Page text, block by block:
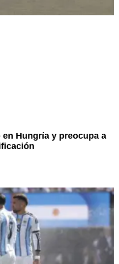
Hungría y preocupa a